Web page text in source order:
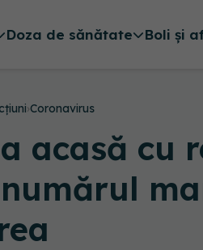
Doza de sănătate Boli și
›Coronavirus
acasă cu